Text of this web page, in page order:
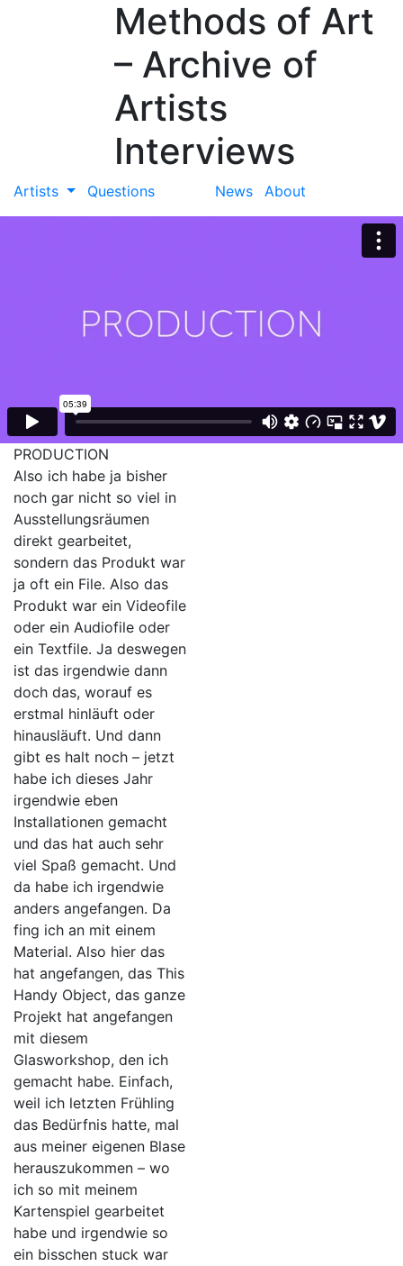
Methods of Art
– Archive of
Artists
Interviews
Artists Questions News About
PRODUCTION
Also ich habe ja bisher
noch gar nicht so viel in
Ausstellungsräumen
direkt gearbeitet,
sondern das Produkt war
ja oft ein File. Also das
Produkt war ein Videofile
oder ein Audiofile oder
ein Textfile. Ja deswegen
ist das irgendwie dann
doch das, worauf es
erstmal hinläuft oder
hinausläuft. Und dann
gibt es halt noch – jetzt
habe ich dieses Jahr
irgendwie eben
Installationen gemacht
und das hat auch sehr
viel Spaß gemacht. Und
da habe ich irgendwie
anders angefangen. Da
fing ich an mit einem
Material. Also hier das
hat angefangen, das This
Handy Object, das ganze
Projekt hat angefangen
mit diesem
Glasworkshop, den ich
gemacht habe. Einfach,
weil ich letzten Frühling
das Bedürfnis hatte, mal
aus meiner eigenen Blase
herauszukommen – wo
ich so mit meinem
Kartenspiel gearbeitet
habe und irgendwie so
ein bisschen stuck war